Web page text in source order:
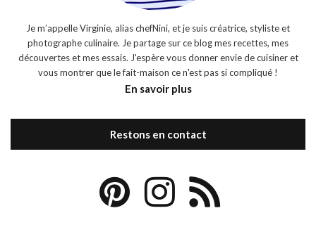
Je m’appelle Virginie, alias chefNini, et je suis créatrice, styliste et
photographe culinaire. Je partage sur ce blog mes recettes, mes
découvertes et mes essais. J'espère vous donner envie de cuisiner et
vous montrer que le fait-maison ce n'est pas si compliqué !
En savoir plus
Restons en contact